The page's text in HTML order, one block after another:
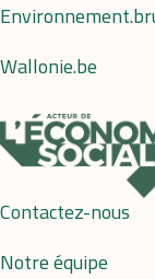
Wallonie.be
Contactez-nous
Notre équipe